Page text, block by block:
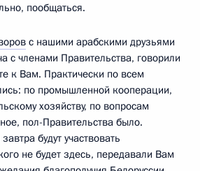
пообщаться.
с нашими арабскими друзьями
с членами Правительства, говорили
к Вам. Практически по всем
по промышленной кооперации,
хозяйству, по вопросам
пол-Правительства было.
будут участвовать
не будет здесь, передавали Вам